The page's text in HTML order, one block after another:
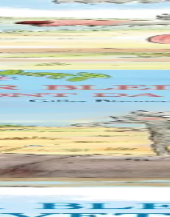
la rivière. Lui vient alors
la même histoire. » Et